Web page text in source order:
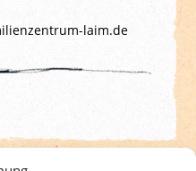
laim.de